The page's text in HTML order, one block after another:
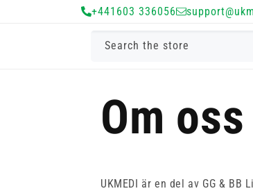
+441603 336056
Search the store
Om oss
UKMEDI är en del av GG &